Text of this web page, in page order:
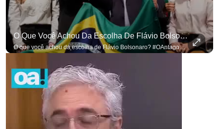
O Que Você Achou Da Escolha De Flávio Bolsonaro? #OAntagonista
O que você achou da escolha de Flávio Bolsonaro? #OAntagonista Se você busca informação com credibilidade, inscreva-se agora e ative o